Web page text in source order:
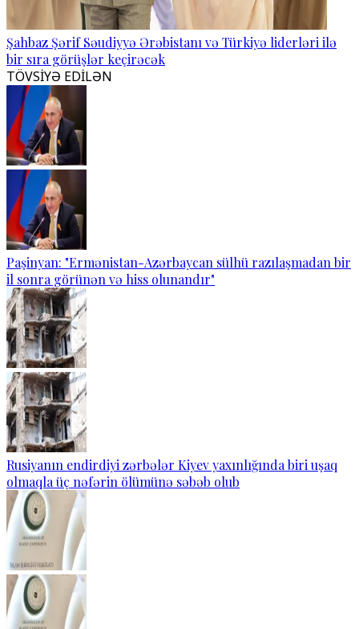
Şahbaz Şərif Səudiyyə Ərəbistanı və Türkiyə liderləri ilə
bir sıra görüşlər keçirəcək
TÖVSİYƏ EDİLƏN
Paşinyan: "Ermənistan-Azərbaycan sülhü razılaşmadan bir
il sonra görünən və hiss olunandır"
Rusiyanın endirdiyi zərbələr Kiyev yaxınlığında biri uşaq
olmaqla üç nəfərin ölümünə səbəb olub